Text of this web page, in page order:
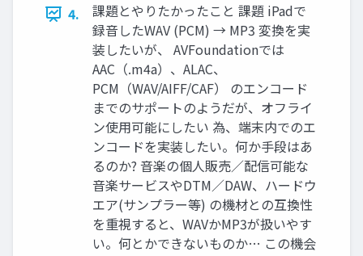
4.
課題とやりたかったこと 課題 iPadで
録音したWAV (PCM) → MP3 変換を実
装したいが、 AVFoundationでは
AAC（.m4a）、ALAC、
PCM（WAV/AIFF/CAF） のエンコード
までのサポートのようだが、オフライ
ン使用可能にしたい 為、端末内でのエ
ンコードを実装したい。何か手段はあ
るのか? 音楽の個人販売／配信可能な
音楽サービスやDTM／DAW、ハードウ
エア(サンプラー等) の機材との互換性
を重視すると、WAVかMP3が扱いやす
い。何とかできないものか… この機会